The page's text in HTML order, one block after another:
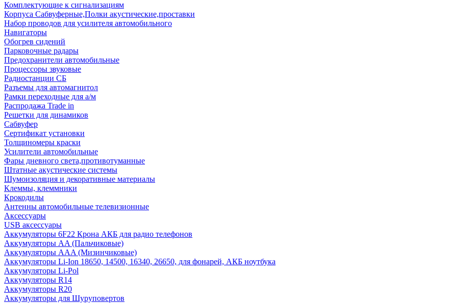
Комплектующие к сигнализациям
Корпуса Сабвуферные,Полки акустические,проставки
Набор проводов для усилителя автомобильного
Навигаторы
Обогрев сидений
Парковочные радары
Предохранители автомобильные
Процессоры звуковые
Радиостанции СБ
Разъемы для автомагнитол
Рамки переходные для а/м
Распродажа Trade in
Решетки для динамиков
Сабвуфер
Сертификат установки
Толщиномеры краски
Усилители автомобильные
Фары дневного света,противотуманные
Штатные акустические системы
Шумоизоляция и декоративные материалы
Клеммы, клеммники
Крокодилы
Антенны автомобильные телевизионные
Аксессуары
USB аксессуары
Аккумуляторы 6F22 Крона АКБ для радио телефонов
Аккумуляторы AA (Пальчиковые)
Аккумуляторы AAA (Мизинчиковые)
Аккумуляторы Li-Ion 18650, 14500, 16340, 26650, для фонарей, АКБ ноутбука
Аккумуляторы Li-Pol
Аккумуляторы R14
Аккумуляторы R20
Аккумуляторы для Шуруповертов